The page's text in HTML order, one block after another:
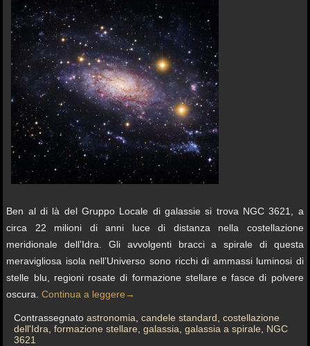
Ben al di là del Gruppo Locale di galassie si trova NGC 3621, a
circa 22 milioni di anni luce di distanza nella costellazione
meridionale dell’Idra. Gli avvolgenti bracci a spirale di questa
meravigliosa isola nell’Universo sono ricchi di ammassi luminosi di
stelle blu, regioni rosate di formazione stellare e fasce di polvere
oscura.Continua a leggere →
Contrassegnato astronomia ,candele standard ,costellazione
dell'Idra ,formazione stellare ,galassia ,galassia a spirale
NGC
3621